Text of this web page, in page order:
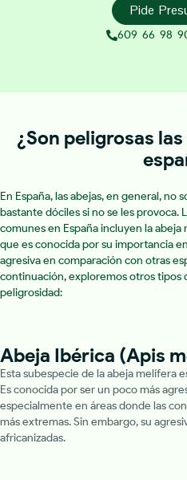
Pide
609 66 98
¿Son peligrosas
En España, las abejas, en general, no
bastante dóciles si no se les provoca.
comunes en España incluyen la
que es conocida por su importancia
agresiva en comparación con otras
continuación, exploremos otros tipos
peligrosidad:
Abeja Ibérica (Apis
Esta subespecie de la abeja melífera
Es conocida por ser un poco más
especialmente en áreas donde las
más extremas. Sin embargo, su
africanizadas.